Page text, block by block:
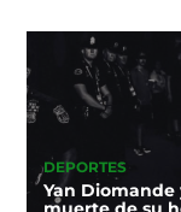
DEPORTES
Yan Diomande